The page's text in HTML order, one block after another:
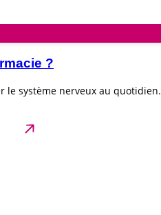
?
le système nerveux au quotidien.